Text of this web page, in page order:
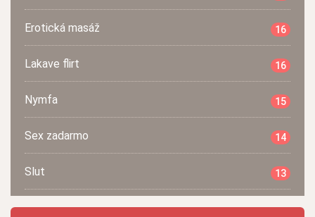
Erotická masáž 16
Lakave flirt 16
Nymfa 15
Sex zadarmo 14
Slut 13